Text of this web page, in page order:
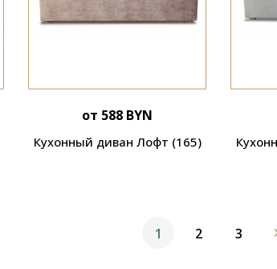
от 588 BYN
Кухонный диван Лофт (165)
1 2 3